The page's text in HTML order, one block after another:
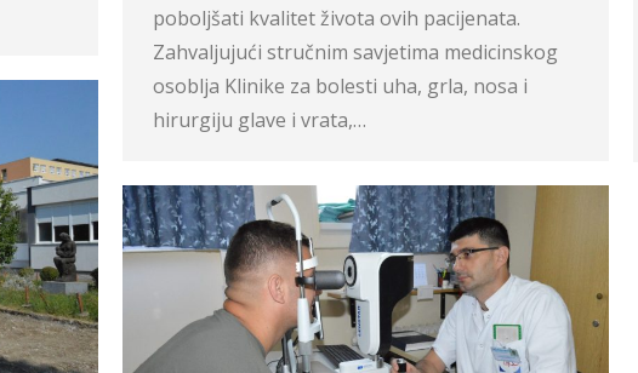
poboljšati kvalitet života ovih pacijenata.
Zahvaljujući stručnim savjetima medicinskog
osoblja Klinike za bolesti uha, grla, nosa i
hirurgiju glave i vrata,…